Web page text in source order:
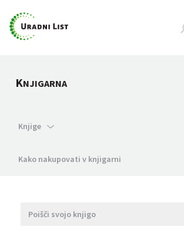
KNJIGARNA
Knjige
Kako nakupovati v knjigarni